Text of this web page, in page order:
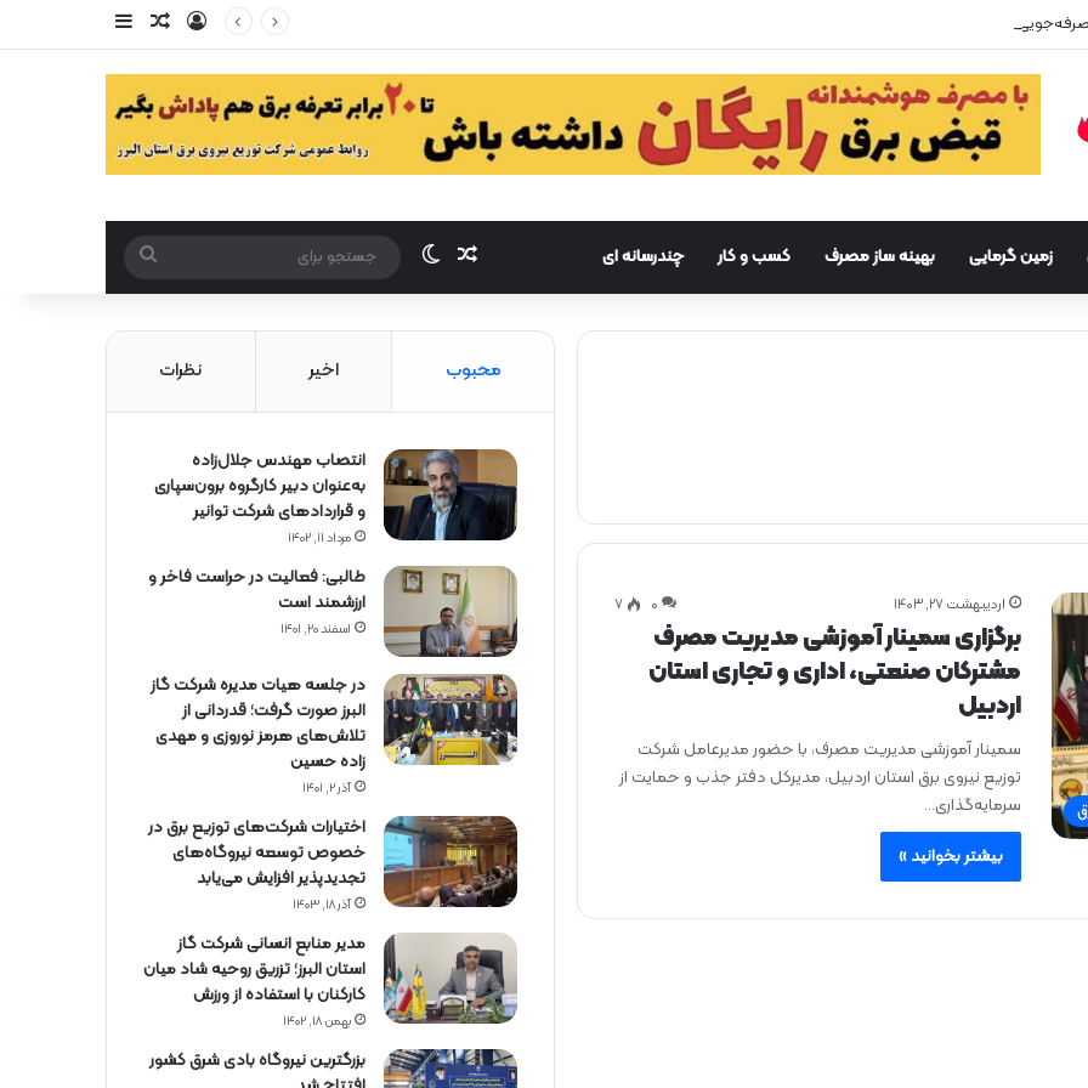
ورود مقاله تصادفی
زمین گرمایی بهینه ساز مصرف کسب و کار چندرسانه ای مقاله تصادفی
تغییر پوست
برای
اردیبهشت ۲۷, ۱۴۰۳ 0 ۷
برگزاری سمینار آموزشی مدیریت مصرف
مشترکان صنعتی، اداری و تجاری استان
اردبیل
سمینار آموزشی مدیریت مصرف، با حضور مدیرعامل شرکت
توزیع نیروی برق استان اردبیل، مدیرکل دفتر جذب و حمایت از
سرمایه‌‌گذاری…
بیشتر بخوانید »
محبوب اخیر نظرات
انتصاب مهندس جلال‌زاده
به‌عنوان دبیر كارگروه برون‌سپاری
و قراردادهای شركت توانیر
مرداد ۱۱, ۱۴۰۲
طالبی: فعالیت در حراست فاخر و
ارزشمند است
اسفند ۲۰, ۱۴۰۱
در جلسه هیات مدیره شرکت گاز
البرز صورت گرفت؛ قدردانی از
تلاش‌های هرمز نوروزی و مهدی
زاده حسین
آذر ۲, ۱۴۰۱
اختیارات شرکت‌های توزیع برق در
خصوص توسعه نیروگاه‌های
تجدیدپذیر افزایش می‌یابد
آذر ۱۸, ۱۴۰۳
مدیر منابع انسانی شرکت گاز
استان البرز؛ تزریق روحیه شاد میان
کارکنان با استفاده از ورزش
بهمن ۱۸, ۱۴۰۲
بزرگترین نیروگاه بادی شرق کشور